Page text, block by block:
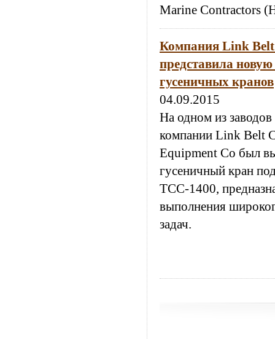
Marine Contractors
Компания Link Belt
представила
гусеничных кранов
04.09.2015
На одном из
компании Link Belt
Equipment Co был
гусеничный кран
ТСС-1400,
выполнения
задач.